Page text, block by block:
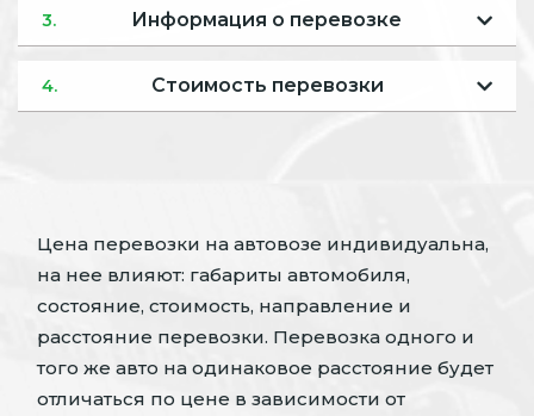
3. Информация о перевозке
4. Стоимость перевозки
Цена перевозки на автовозе индивидуальна,
на нее влияют: габариты автомобиля,
состояние, стоимость, направление и
расстояние перевозки. Перевозка одного и
того же авто на одинаковое расстояние будет
отличаться по цене в зависимости от